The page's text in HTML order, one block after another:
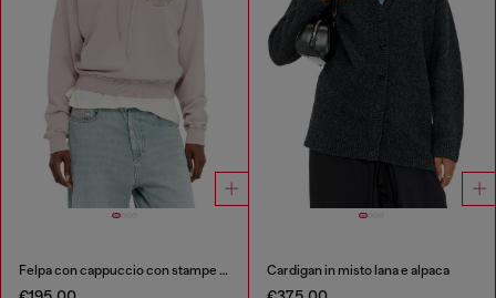
Felpa con cappuccio con stampe e applicazioni di strass Cardigan in misto lana e alpaca